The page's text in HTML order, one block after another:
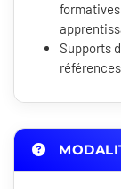
Supports